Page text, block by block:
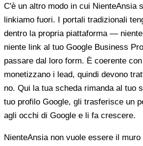
C'è un altro modo in cui NienteAnsia
linkiamo fuori. I portali tradizionali
dentro la propria piattaforma —
niente link al tuo Google Business
passare dal loro form. È coerente
monetizzano i lead, quindi devono
no. Qui la tua scheda rimanda al tuo
tuo profilo Google, gli trasferisce un
agli occhi di Google e li fa crescere.
NienteAnsia non vuole essere il